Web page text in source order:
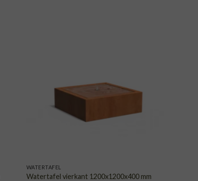
WATERTAFEL
Watertafel vierkant 1200x1200x400 mm